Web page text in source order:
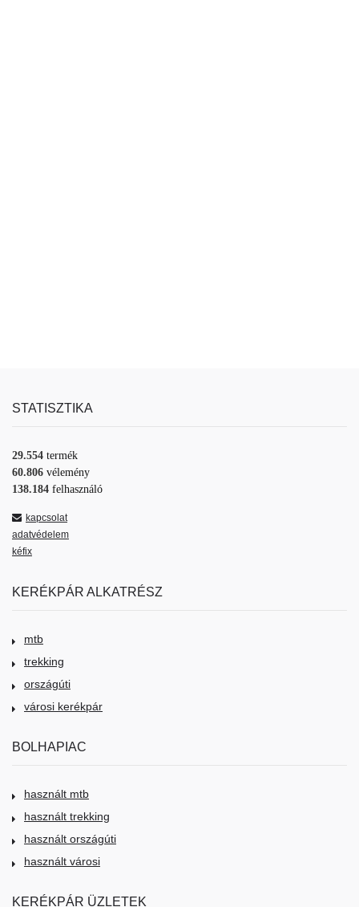
STATISZTIKA
29.554 termék
60.806 vélemény
138.184 felhasználó
kapcsolat
adatvédelem
kéfix
KERÉKPÁR ALKATRÉSZ
mtb
trekking
országúti
városi kerékpár
BOLHAPIAC
használt mtb
használt trekking
használt országúti
használt városi
KERÉKPÁR ÜZLETEK